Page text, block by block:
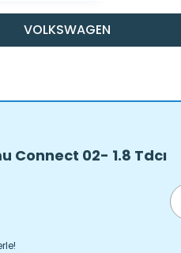
VOLKSWAGEN
Connect 02- 1.8 Tdcı